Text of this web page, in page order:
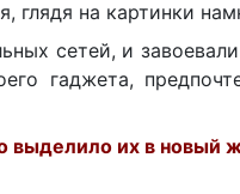
на картинки
сетей, и
гаджета,
выделило их в новый